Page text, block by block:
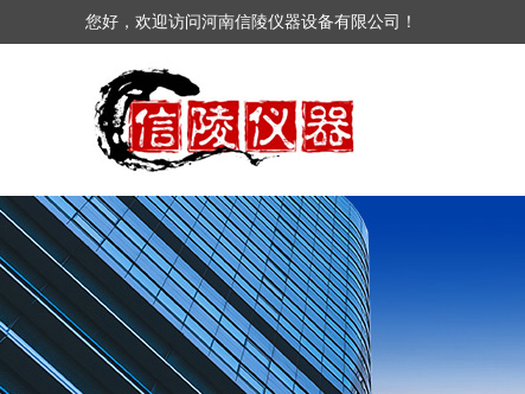
您好，欢迎访问河南信陵仪器设备有限公司！